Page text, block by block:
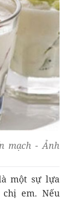
mạch - Ảnh
một sự lựa
em. Nếu